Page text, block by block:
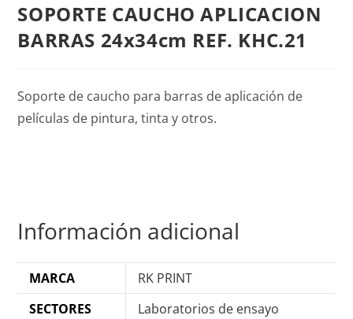
SOPORTE CAUCHO APLICACION
BARRAS 24x34cm REF. KHC.21
Soporte de caucho para barras de aplicación de
películas de pintura, tinta y otros.
Información adicional
MARCA
RK PRINT
SECTORES
Laboratorios de ensayo